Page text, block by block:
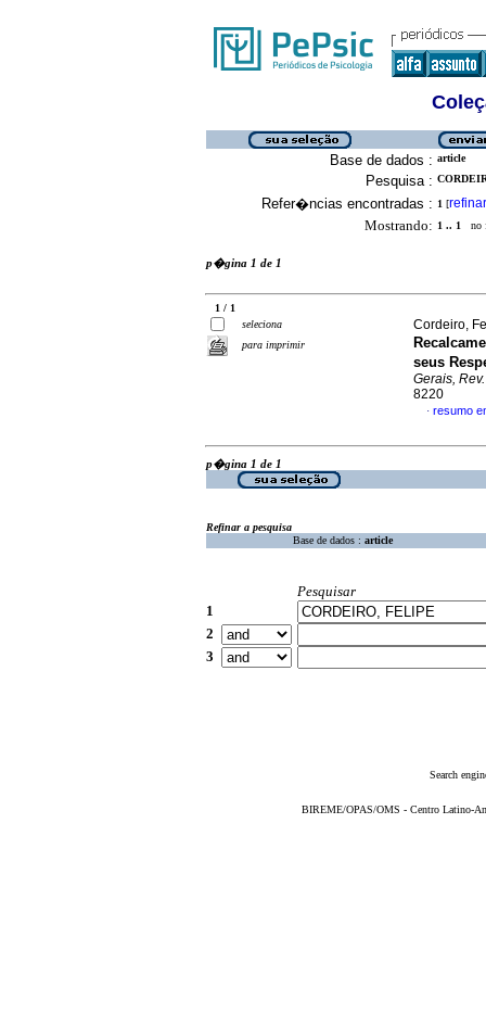
Base de dados : article
Pesquisa :
Refer�ncias encontradas : 1 [refinar
Mostrando: 1 .. 1 no
p�gina 1 de 1
1 / 1
seleciona
para imprimir
Cordeiro,
seus
Gerais,
8220
· resumo
p�gina 1 de 1
Refinar a pesquisa
Base de dados : article
Pesquisar
1
2
3
Search
BIREME/OPAS/OMS - Centro Latino-